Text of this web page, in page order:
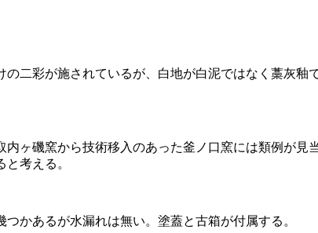
二彩が施されているが、白地が白泥ではなく藁灰
ヶ磯窯から技術移入のあった釜ノ口窯には類例が見
考える。
かあるが水漏れは無い。塗蓋と古箱が付属する。